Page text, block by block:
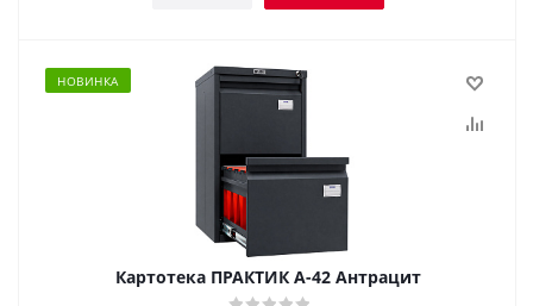
НОВИНКА
Картотека ПРАКТИК А-42 Антрацит